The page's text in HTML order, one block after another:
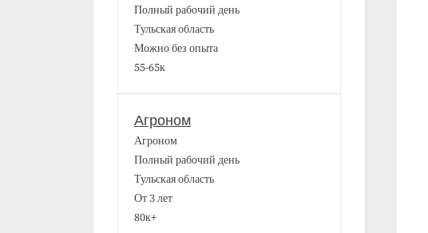
Полный рабочий день
Тульская область
Можно без опыта
55-65к
Агроном
Агроном
Полный рабочий день
Тульская область
От 3 лет
80к+